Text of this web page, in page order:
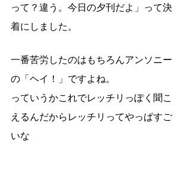
って？違う。今日の夕刊だよ」って決
着にしました。
一番苦労したのはもちろんアンソニー
の「ヘイ！」ですよね。
っていうかこれでレッチリっぽく聞こ
えるんだからレッチリってやっぱすご
いな